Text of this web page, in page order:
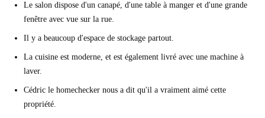
Le salon dispose d'un canapé, d'une table à manger et d'une grande
fenêtre avec vue sur la rue.
Il y a beaucoup d'espace de stockage partout.
La cuisine est moderne, et est également livré avec une machine à
laver.
Cédric le homechecker nous a dit qu'il a vraiment aimé cette
propriété.